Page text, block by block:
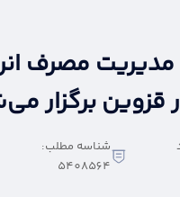
مدیریت مصرف
قزوین برگزار
شناسه مطلب:
5408564